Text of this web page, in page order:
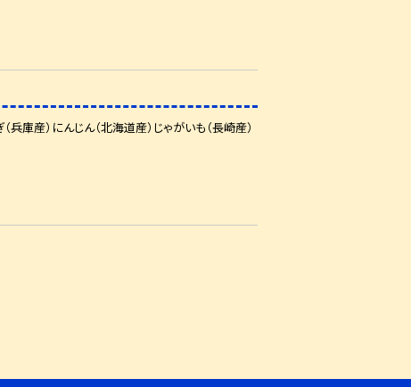
庫産）にんじん（北海道産）じゃがいも（長崎産）